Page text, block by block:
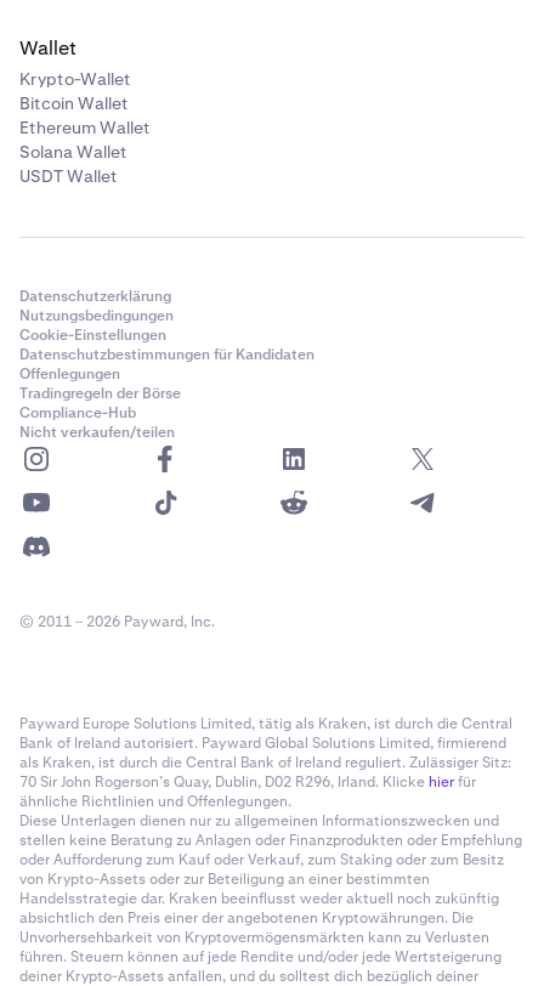
Wallet
Krypto-Wallet
Bitcoin Wallet
Ethereum Wallet
Solana Wallet
USDT Wallet
Datenschutzerklärung
Nutzungsbedingungen
Cookie-Einstellungen
Datenschutzbestimmungen für Kandidaten
Offenlegungen
Tradingregeln der Börse
Compliance-Hub
Nicht verkaufen/teilen
© 2011 – 2026 Payward, Inc.
Payward Europe Solutions Limited, tätig als Kraken, ist durch die Central
Bank of Ireland autorisiert. Payward Global Solutions Limited, firmierend
als Kraken, ist durch die Central Bank of Ireland reguliert. Zulässiger Sitz:
70 Sir John Rogerson’s Quay, Dublin, D02 R296, Irland. Klicke hierfür
ähnliche Richtlinien und Offenlegungen.
Diese Unterlagen dienen nur zu allgemeinen Informationszwecken und
stellen keine Beratung zu Anlagen oder Finanzprodukten oder Empfehlung
oder Aufforderung zum Kauf oder Verkauf, zum Staking oder zum Besitz
von Krypto-Assets oder zur Beteiligung an einer bestimmten
Handelsstrategie dar. Kraken beeinflusst weder aktuell noch zukünftig
absichtlich den Preis einer der angebotenen Kryptowährungen. Die
Unvorhersehbarkeit von Kryptovermögensmärkten kann zu Verlusten
führen. Steuern können auf jede Rendite und/oder jede Wertsteigerung
deiner Krypto-Assets anfallen, und du solltest dich bezüglich deiner